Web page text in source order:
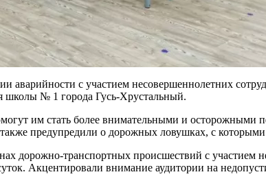
аварийности с участием несовершеннолетних
школы № 1 города Гусь-Хрустальный.
им стать более внимательными и осторожными
предупредили о дорожных ловушках, с которыми
дорожно-транспортных происшествий с участием
Акцентировали внимание аудитории на